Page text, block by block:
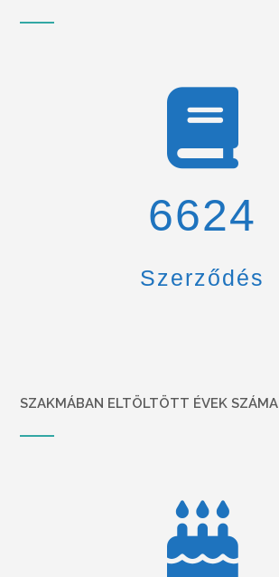
6900
Szerződés
SZAKMÁBAN ELTÖLTÖTT ÉVEK SZÁMA